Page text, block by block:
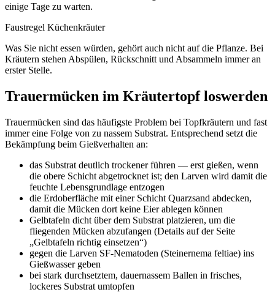
einige Tage zu warten.
Faustregel Küchenkräuter
Was Sie nicht essen würden, gehört auch nicht auf die Pflanze. Bei
Kräutern stehen Abspülen, Rückschnitt und Absammeln immer an
erster Stelle.
Trauermücken im Kräutertopf loswerden
Trauermücken sind das häufigste Problem bei Topfkräutern und fast
immer eine Folge von zu nassem Substrat. Entsprechend setzt die
Bekämpfung beim Gießverhalten an:
das Substrat deutlich trockener führen — erst gießen, wenn
die obere Schicht abgetrocknet ist; den Larven wird damit die
feuchte Lebensgrundlage entzogen
die Erdoberfläche mit einer Schicht Quarzsand abdecken,
damit die Mücken dort keine Eier ablegen können
Gelbtafeln dicht über dem Substrat platzieren, um die
fliegenden Mücken abzufangen (Details auf der Seite
„Gelbtafeln richtig einsetzen“)
gegen die Larven SF-Nematoden (Steinernema feltiae) ins
Gießwasser geben
bei stark durchsetztem, dauernassem Ballen in frisches,
lockeres Substrat umtopfen